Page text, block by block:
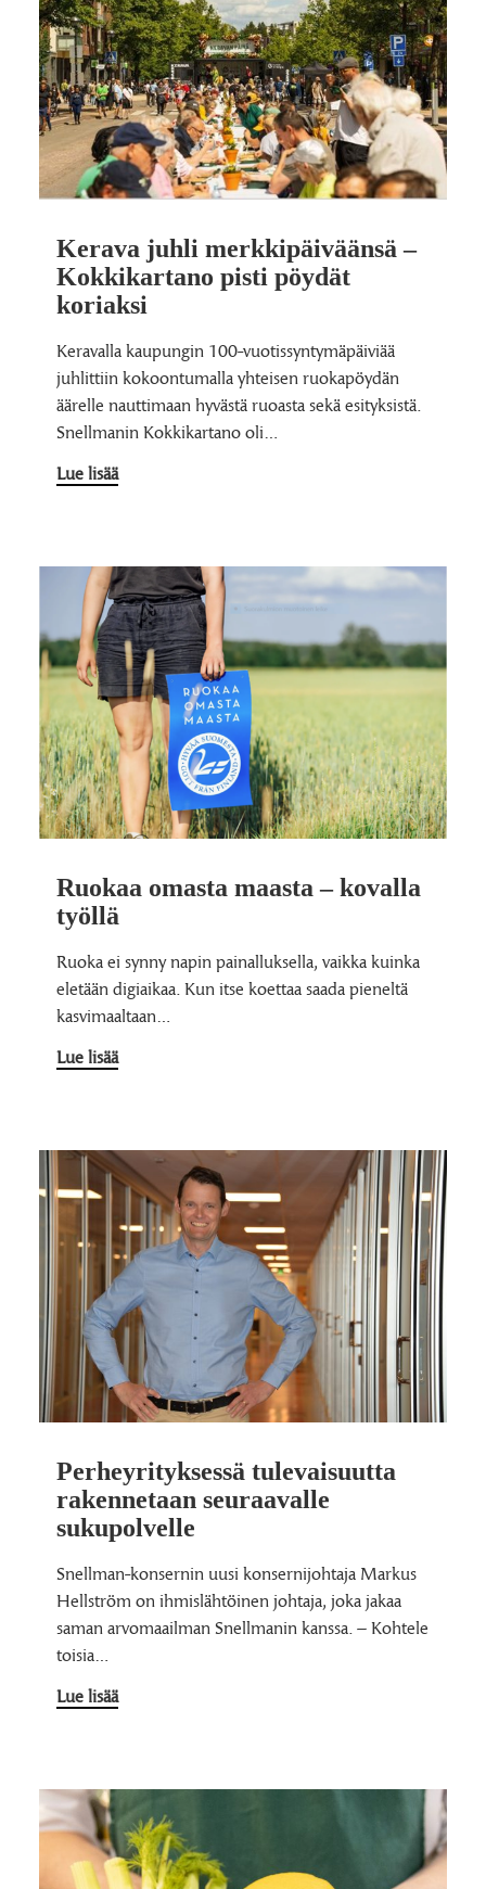
Kerava juhli merkkipäiväänsä –
Kokkikartano pisti pöydät
koriaksi
Keravalla kaupungin 100-vuotissyntymäpäiviää
juhlittiin kokoontumalla yhteisen ruokapöydän
äärelle nauttimaan hyvästä ruoasta sekä esityksistä.
Snellmanin Kokkikartano oli…
Lue lisää
Ruokaa omasta maasta – kovalla
työllä
Ruoka ei synny napin painalluksella, vaikka kuinka
eletään digiaikaa. Kun itse koettaa saada pieneltä
kasvimaaltaan…
Lue lisää
Perheyrityksessä tulevaisuutta
rakennetaan seuraavalle
sukupolvelle
Snellman-konsernin uusi konsernijohtaja Markus
Hellström on ihmislähtöinen johtaja, joka jakaa
saman arvomaailman Snellmanin kanssa. – Kohtele
toisia…
Lue lisää